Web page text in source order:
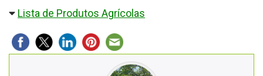
Lista de Produtos Agrícolas